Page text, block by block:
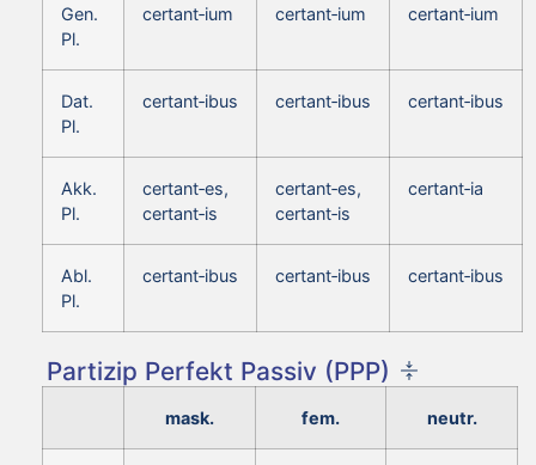
Gen.
Pl.
certant‑ium certant‑ium certant‑ium
Dat.
Pl.
certant‑ibus certant‑ibus certant‑ibus
Akk.
Pl.
certant‑es,
certant‑is
certant‑es,
certant‑is
certant‑ia
Abl.
Pl.
certant‑ibus certant‑ibus certant‑ibus
Partizip Perfekt Passiv (PPP)
mask. fem. neutr.